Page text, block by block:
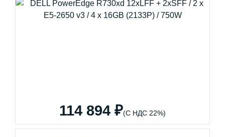
114 894 ₽(С НДС 22%)